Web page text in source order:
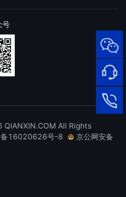
95015
网络安
全服务
热线
在线客
号
All Rights
备16020626号-8
京公网安备